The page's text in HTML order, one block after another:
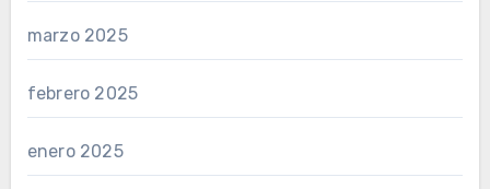
marzo 2025
febrero 2025
enero 2025